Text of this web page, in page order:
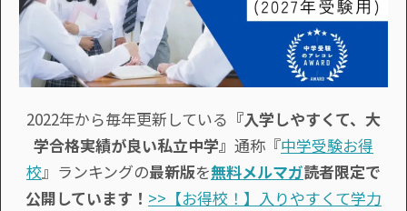
2022年から毎年更新している 『入学しやすくて、大
学合格実績が良い私立中学』 通称『中学受験お得
校』ランキングの最新版を無料メルマガ読者限定で
公開しています！ >>【お得校！】入りやすくて学力